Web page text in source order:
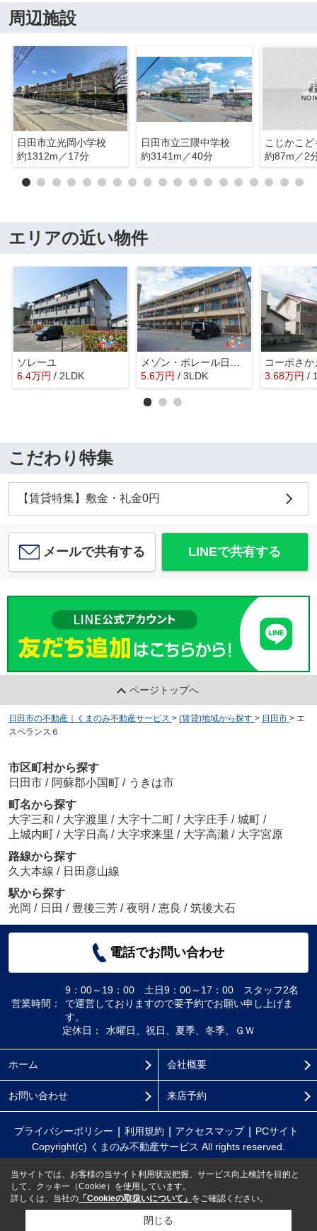
周辺施設
日田市立光岡小学校
約1312m／17分
日田市立三隈中学校
約3141m／40分
約87m／2
エリアの近い物件
ソレーユ
6.4万円 / 2LDK
メゾン・ポレール日田A棟
5.6万円 / 3LDK
コーポさか
3.68万円 /
こだわり特集
【賃貸特集】敷金・礼金0円
メールで共有する LINEで共有する
ページトップへ
日田市の不動産｜くまのみ不動産サービス > (賃貸)地域から探す > 日田市 > エ
スペランス６
市区町村から探す
日田市 / 阿蘇郡小国町 / うきは市
町名から探す
大字三和 / 大字渡里 / 大字十二町 / 大字庄手 / 城町 /
上城内町 / 大字日高 / 大字求来里 / 大字高瀬 / 大字宮原
路線から探す
久大本線 / 日田彦山線
駅から探す
光岡 / 日田 / 豊後三芳 / 夜明 / 恵良 / 筑後大石
電話でお問い合わせ
営業時間：
9：00～19：00 土日9：00～17：00 スタッフ2名
で運営しておりますので要予約でお願い申し上げま
す。
定休日：
水曜日、祝日、夏季、冬季、ＧＷ
ホーム 会社概要
お問い合わせ 来店予約
プライバシーポリシー 利用規約 アクセスマップ
PCサイト
Copyright(c) くまのみ不動産サービス All rights reserved.
当サイトでは、お客様の当サイト利用状況把握、サービス向上検討を目的と
して、クッキー（Cookie）を使用しています。
詳しくは、当社の 「Cookieの取扱いについて」 をご確認ください。
閉じる